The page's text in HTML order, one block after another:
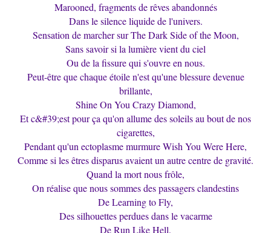
Marooned, fragments de rêves abandonnés
Dans le silence liquide de l'univers.
Sensation de marcher sur The Dark Side of the Moon,
Sans savoir si la lumière vient du ciel
Ou de la fissure qui s'ouvre en nous.
Peut-être que chaque étoile n'est qu'une blessure devenue
brillante,
Shine On You Crazy Diamond,
Et c&#39;est pour ça qu'on allume des soleils au bout de nos
cigarettes,
Pendant qu'un ectoplasme murmure Wish You Were Here,
Comme si les êtres disparus avaient un autre centre de gravité.
Quand la mort nous frôle,
On réalise que nous sommes des passagers clandestins
De Learning to Fly,
Des silhouettes perdues dans le vacarme
De Run Like Hell,